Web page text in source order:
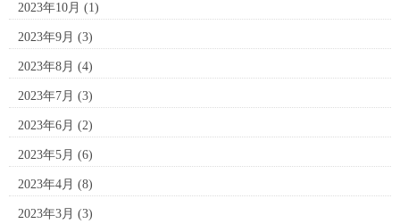
2023年10月 (1)
2023年9月 (3)
2023年8月 (4)
2023年7月 (3)
2023年6月 (2)
2023年5月 (6)
2023年4月 (8)
2023年3月 (3)